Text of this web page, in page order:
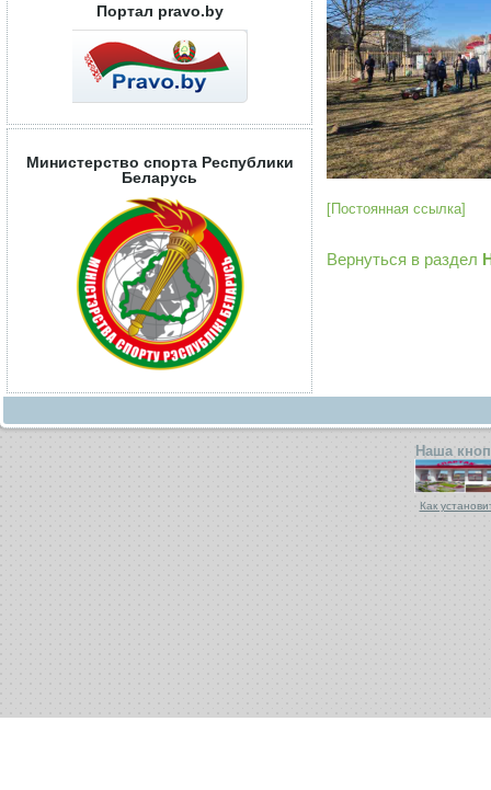
Портал pravo.by
Министерство спорта Республики
Беларусь
[Постоянная ссылка]
Вернуться в раздел
Наша
Как